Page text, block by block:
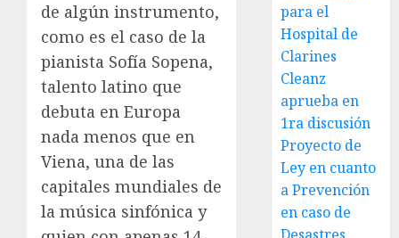
de algún instrumento,
como es el caso de la
pianista Sofía Sopena,
talento latino que
debuta en Europa
nada menos que en
Viena, una de las
capitales mundiales de
la música sinfónica y
para el
Hospital de
Clarines
Cleanz
aprueba en
1ra discusión
Proyecto de
Ley en cuanto
a Prevención
en caso de